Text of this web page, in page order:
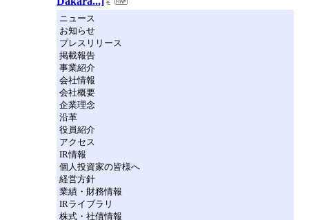
ニュース
お知らせ
プレスリリース
掲載報告
事業紹介
会社情報
会社概要
企業理念
沿革
役員紹介
アクセス
IR情報
個人投資家の皆様へ
経営方針
業績・財務情報
IRライブラリ
株式・社債情報